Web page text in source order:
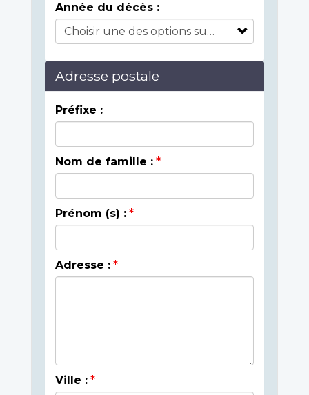
Année du décès :
Adresse postale
Préfixe :
Nom de famille :
Prénom (s) :
Adresse :
Ville :